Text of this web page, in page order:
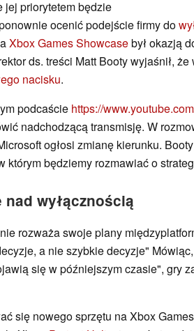
jej priorytetem będzie
ocenić podejście firmy do
Xbox Games Showcasebył okazją
ds. treści Matt Booty wyjaśnił,
nacisku.
podcaście https://
nadchodzącą transmisję. W
ogłosi zmianę kierunku.
którym będziemy rozmawiać o
wyłącznością
rozważa swoje plany
a nie szybkie decyzje"
się w późniejszym czasie", gry
się nowego sprzętu na Xbox